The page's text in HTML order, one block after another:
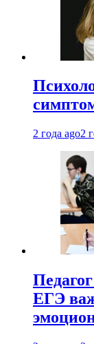
2 года ago2
ЕГЭ